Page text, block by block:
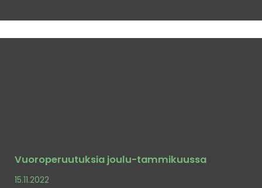
Vuoroperuutuksia joulu-tammikuussa
15.11.2022